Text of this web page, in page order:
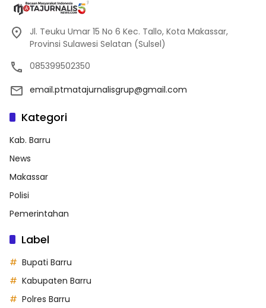
Jl. Teuku Umar 15 No 6 Kec. Tallo, Kota Makassar,
Provinsi Sulawesi Selatan (Sulsel)
085399502350
email.ptmatajurnalisgrup@gmail.com
Kategori
Kab. Barru
News
Makassar
Polisi
Pemerintahan
Label
Bupati Barru
Kabupaten Barru
Polres Barru